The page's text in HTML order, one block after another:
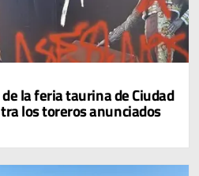
la feria taurina de Ciudad
los toreros anunciados